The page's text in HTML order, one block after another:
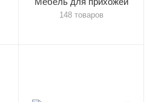
148 товаров